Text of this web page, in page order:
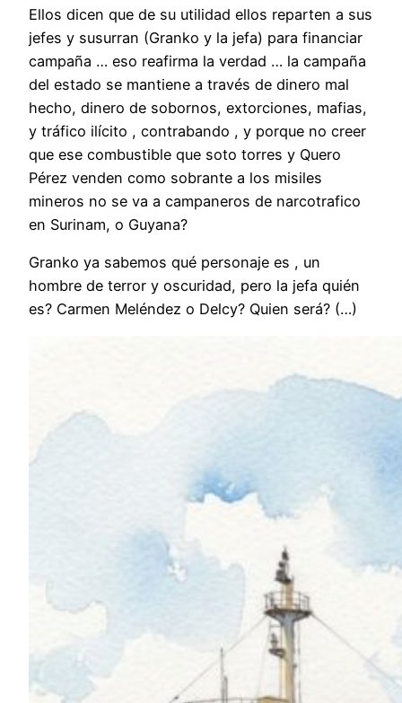
Ellos dicen que de su utilidad ellos reparten a sus
jefes y susurran (Granko y la jefa) para financiar
campaña … eso reafirma la verdad … la campaña
del estado se mantiene a través de dinero mal
hecho, dinero de sobornos, extorciones, mafias,
y tráfico ilícito , contrabando , y porque no creer
que ese combustible que soto torres y Quero
Pérez venden como sobrante a los misiles
mineros no se va a campaneros de narcotrafico
en Surinam, o Guyana?
Granko ya sabemos qué personaje es , un
hombre de terror y oscuridad, pero la jefa quién
es? Carmen Meléndez o Delcy? Quien será? (…)